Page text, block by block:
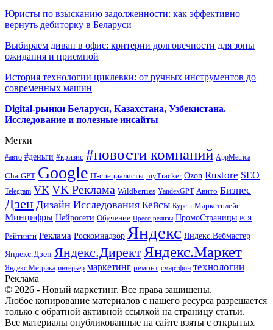
Юристы по взысканию задолженности: как эффективно
вернуть дебиторку в Беларуси
Выбираем диван в офис: критерии долговечности для зоны
ожидания и приемной
История технологии циклевки: от ручных инструментов до
современных машин
Digital-рынки Беларуси, Казахстана, Узбекистана.
Исследование и полезные инсайты
Метки
#авто #деньги #кризис #новости компаний AppMetrica
ChatGPT Google IT-специалисты myTracker Ozon Rustore SEO
Telegram VK VK Реклама Wildberries YandexGPT Авито Бизнес
Дзен Дизайн Исследования Кейсы Курсы Маркетплейс
Минцифры Нейросети Обучение Пресс-релизы ПромоСтраницы РСЯ
Рейтинги Реклама Роскомнадзор Яндекс Яндекс.Вебмастер
Яндекс.Дзен Яндекс.ДиректЯндекс.Маркет
Яндекс.Метрика интерьер маркетинг ремонт смартфон технологии
Реклама
© 2026 - Новый маркетинг. Все права защищены.
Любое копирование материалов с нашего ресурса разрешается
только с обратной активной ссылкой на страницу статьи.
Все материалы опубликованные на сайте взяты с открытых